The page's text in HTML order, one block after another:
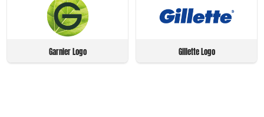
Garnier Logo Gillette Logo